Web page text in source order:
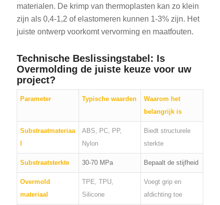
materialen. De krimp van thermoplasten kan zo klein
zijn als 0,4-1,2 of elastomeren kunnen 1-3% zijn. Het
juiste ontwerp voorkomt vervorming en maatfouten.
Technische Beslissingstabel: Is
Overmolding de juiste keuze voor uw
project?
Parameter Typische waarden
Waarom het
belangrijk is
Substraatmateriaa
ABS, PC, PP,
Nylon
Biedt structurele
sterkte
Substraatsterkte 30-70 MPa Bepaalt de stijfheid
Overmold
materiaal
TPE, TPU,
Silicone
Voegt grip en
afdichting toe